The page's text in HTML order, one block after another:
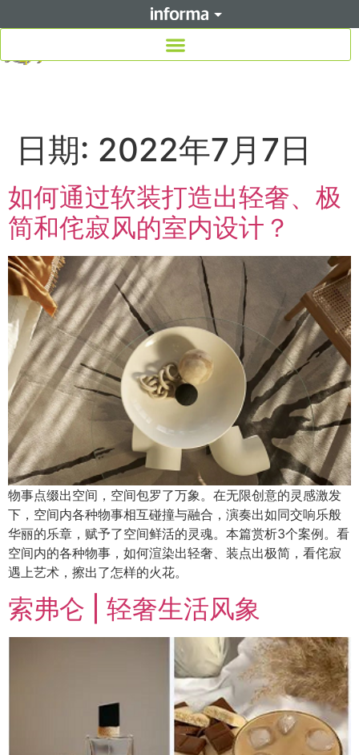
日期: 2022年7月7日
如何通过软装打造出轻奢、极
简和侘寂风的室内设计？
物事点缀出空间，空间包罗了万象。在无限创意的灵感激发
下，空间内各种物事相互碰撞与融合，演奏出如同交响乐般
华丽的乐章，赋予了空间鲜活的灵魂。本篇赏析3个案例。看
空间内的各种物事，如何渲染出轻奢、装点出极简，看侘寂
遇上艺术，擦出了怎样的火花。
索弗仑 | 轻奢生活风象